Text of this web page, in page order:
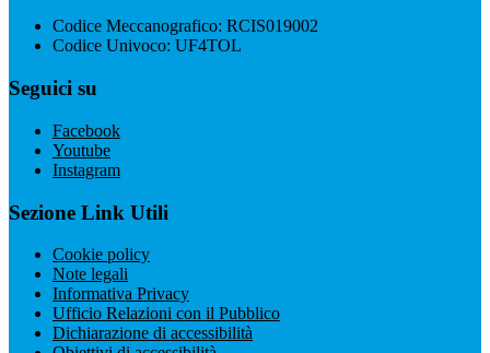
Codice Meccanografico: RCIS019002
Codice Univoco: UF4TOL
Seguici su
Facebook
Youtube
Instagram
Sezione Link Utili
Cookie policy
Note legali
Informativa Privacy
Ufficio Relazioni con il Pubblico
Dichiarazione di accessibilità